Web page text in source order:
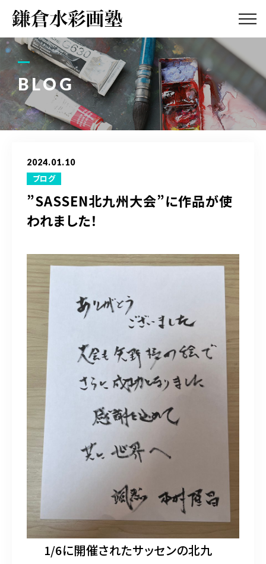
BLOG
2024.01.10
ブログ
”SASSEN北九州大会”に作品が使
われました！
1/6に開催されたサッセンの北九
ABOUT
画塾紹介・
アクセス
LESSON
教室案内
ATELIER
CONTACT
お問い合わせ
MEMBER
体験レッスンの申込み